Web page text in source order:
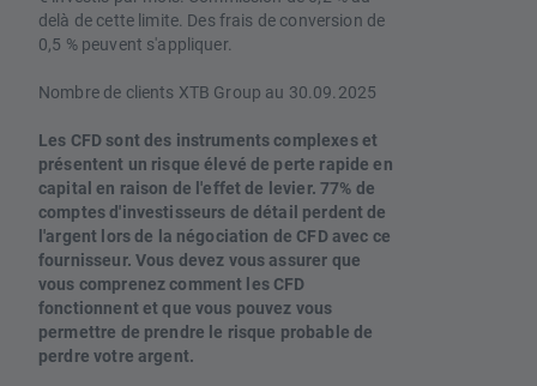
delà de cette limite. Des frais de conversion de
0,5 % peuvent s'appliquer.
Nombre de clients XTB Group au 30.09.2025
Les CFD sont des instruments complexes et
présentent un risque élevé de perte rapide en
capital en raison de l'effet de levier. 77% de
comptes d'investisseurs de détail perdent de
l'argent lors de la négociation de CFD avec ce
fournisseur. Vous devez vous assurer que
vous comprenez comment les CFD
fonctionnent et que vous pouvez vous
permettre de prendre le risque probable de
perdre votre argent.